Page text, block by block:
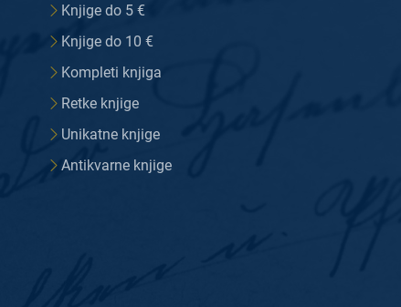
Knjige do 5 €
Knjige do 10 €
Kompleti knjiga
Retke knjige
Unikatne knjige
Antikvarne knjige